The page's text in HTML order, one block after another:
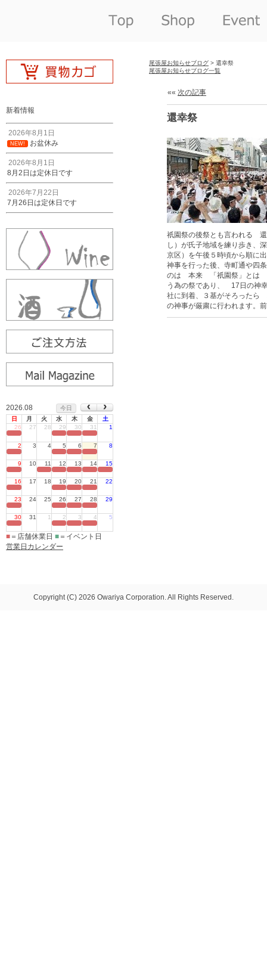
新着情報
2026年8月1日
NEW! お盆休み
2026年8月1日
8月2日は定休日です
2026年7月22日
7月26日は定休日です
2026.08
今日
日
月 火 水 木 金
土
26
27 28 29 30 31 1
2 3 4 5 6 7 8
9 10 11 12 13 14 15
16 17 18 19 20 21 22
23 24 25 26 27 28 29
30 31 1 2 3 4 5
■ ＝店舗休業日 ■ ＝イベント日
営業日カレンダー
尾張屋お知らせブログ > 還幸祭
尾張屋お知らせブログ一覧
«« 次の記事
還幸祭
祇園祭の後祭とも言われる 還
し）が氏子地域を練り歩き、
京区）を午後５時頃から順に
神事を行った後、寺町通や四
のは 本来 「祇園祭」とは こ
う為の祭であり、 17日の神
社に到着、３基がそろったら
の神事が厳粛に行われます。
Copyright (C) 2026 Owariya Corporation. All Rights Reserved.